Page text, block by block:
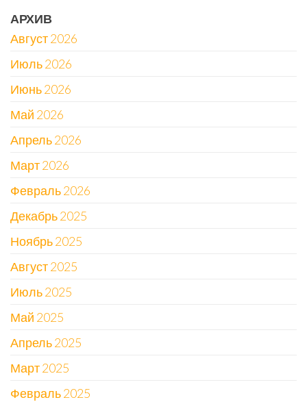
АРХИВ
Август 2026
Июль 2026
Июнь 2026
Май 2026
Апрель 2026
Март 2026
Февраль 2026
Декабрь 2025
Ноябрь 2025
Август 2025
Июль 2025
Май 2025
Апрель 2025
Март 2025
Февраль 2025